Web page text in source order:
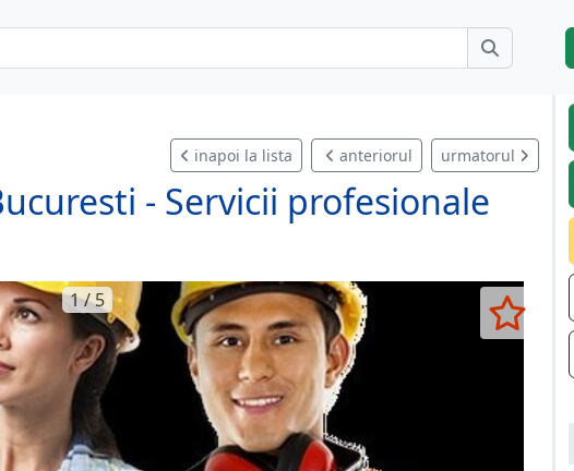
inapoi la lista anteriorul urmatorul
- Servicii profesionale
1 / 5